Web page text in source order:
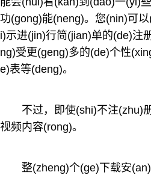
功(gong)能(neng)。您(nin)可
i)示进(jin)行简(jian)单的(de)注
ng)受更(geng)多的(de)个性
e)表等(deng)。
不过，即使(shi)不注(zhu)
视频内容(rong)。
整(zheng)个(ge)下载安